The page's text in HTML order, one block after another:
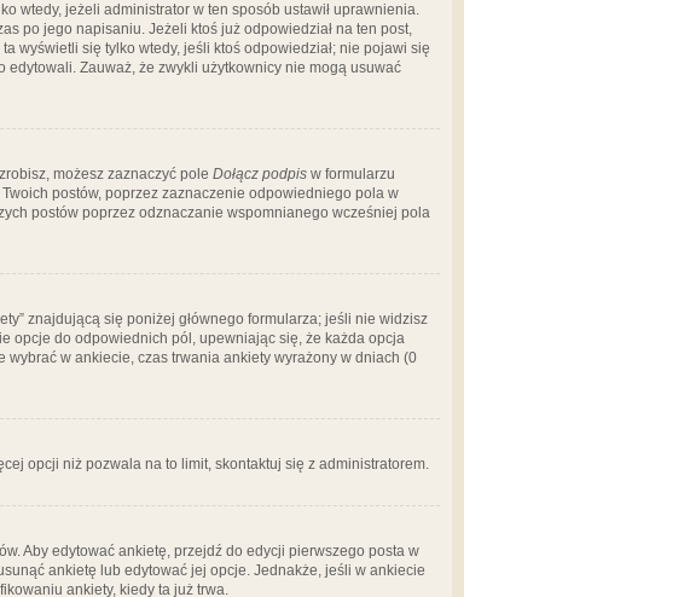
wtedy, jeżeli administrator w ten sposób ustawił uprawnienia.
po jego napisaniu. Jeżeli ktoś już odpowiedział na ten post,
wyświetli się tylko wtedy, jeśli ktoś odpowiedział; nie pojawi się
Zauważ, że zwykli użytkownicy nie mogą usuwać
możesz zaznaczyć pole Dołącz podpis w formularzu
postów, poprzez zaznaczenie odpowiedniego pola w
postów poprzez odznaczanie wspomnianego wcześniej pola
znajdującą się poniżej głównego formularza; jeśli nie widzisz
opcje do odpowiednich pól, upewniając się, że każda opcja
w ankiecie, czas trwania ankiety wyrażony w dniach (0
opcji niż pozwala na to limit, skontaktuj się z administratorem.
Aby edytować ankietę, przejdź do edycji pierwszego posta w
ankietę lub edytować jej opcje. Jednakże, jeśli w ankiecie
ankiety, kiedy ta już trwa.